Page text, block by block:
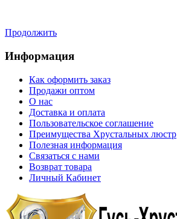
Продолжить
Информация
Как оформить заказ
Продажи оптом
О нас
Доставка и оплата
Пользовательское соглашение
Преимущества Хрустальных люстр
Полезная информация
Связаться с нами
Возврат товара
Личный Кабинет